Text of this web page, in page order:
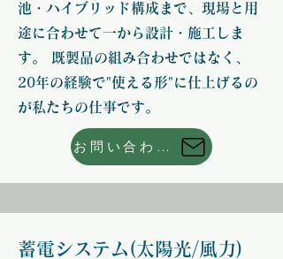
池・ハイブリッド構成まで、現場と用
途に合わせて一から設計・施工しま
す。 既製品の組み合わせではなく、
20年の経験で"使える形"に仕上げるの
が私たちの仕事です。
お問い合わせはこちら
蓄電システム(太陽光/風力)